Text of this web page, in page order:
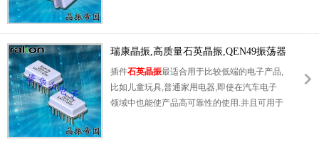
境以及6G应用程序等领域。Rakon晶振
QEN49-
BHRIAY100SB/T40MHZ XO
振荡器 6G网络晶振.
质晶振，低抖动晶振，低相位晶振，高精度晶
振，低电压晶振，低耗能晶振，该晶体振荡器
是基于DIL封装的混合技术。该XO执行+/‐50至
+/‐100pm的整体频率稳定性(相对于温度范围
和校准在25°C，负载和电源的变化)和老化+/‐
瑞康晶振,高质量石英晶振,QEN49振荡器
插件石英晶振最适合用于比较低端的电子产品,
比如儿童玩具,普通家用电器,即使在汽车电子
领域中也能使产品高可靠性的使用.并且可用于